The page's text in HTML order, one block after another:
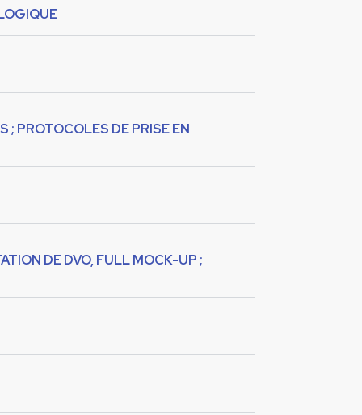
; PROTOCOLES DE PRISE EN
DE DVO, FULL MOCK-UP ;